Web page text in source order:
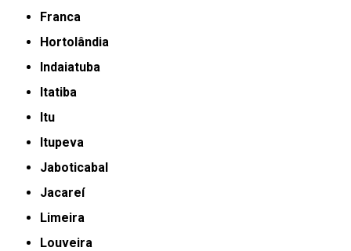
Franca
Hortolândia
Indaiatuba
Itatiba
Itu
Itupeva
Jaboticabal
Jacareí
Limeira
Louveira